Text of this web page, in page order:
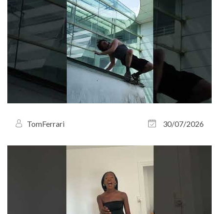
TomFerrari 30/07/2026